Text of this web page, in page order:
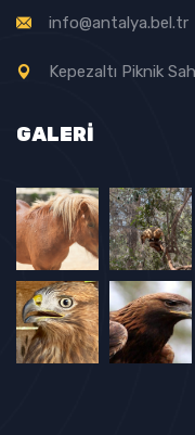
info@antalya.bel.tr
Kepezaltı Piknik
GALERI